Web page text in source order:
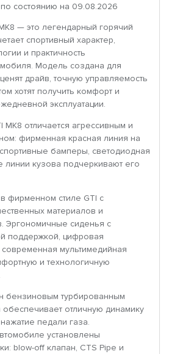
состоянию на 09.08.2026
— это легендарный горячий
спортивный характер,
и практичность
Модель создана для
драйв, точную управляемость
хотят получить комфорт и
эксплуатации.
отличается агрессивным и
фирменная красная линия на
бамперы, светодиодная
линии кузова подчеркивают его
фирменном стиле GTI с
материалов и
Эргономичные сиденья с
поддержкой, цифровая
мультимедийная
и технологичную
бензиновым турбированным
обеспечивает отличную динамику
педали газа.
установлены
blow-off клапан, CTS Pipe и